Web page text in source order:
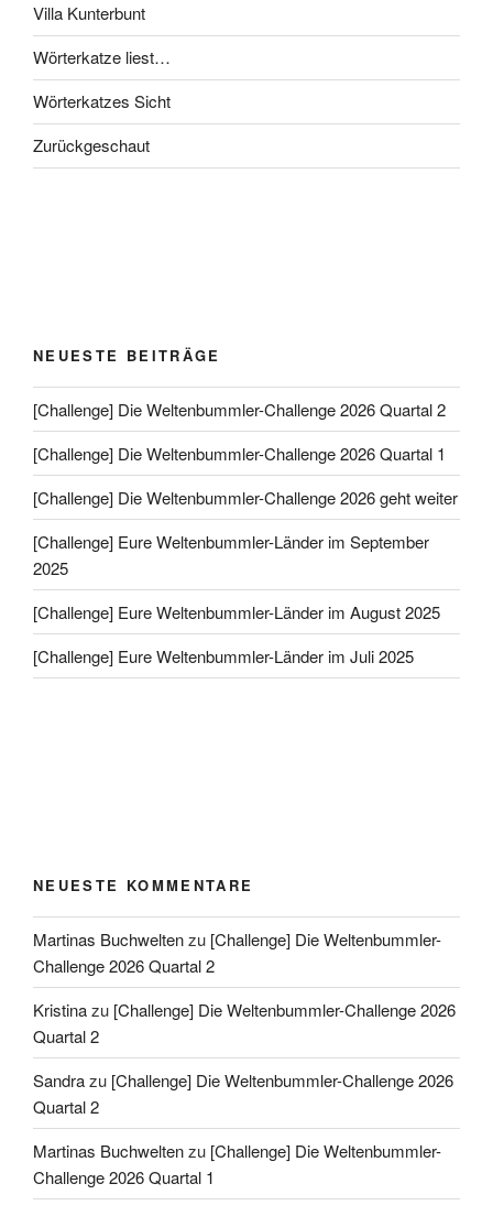
Villa Kunterbunt
Wörterkatze liest…
Wörterkatzes Sicht
Zurückgeschaut
NEUESTE BEITRÄGE
[Challenge] Die Weltenbummler-Challenge 2026 Quartal 2
[Challenge] Die Weltenbummler-Challenge 2026 Quartal 1
[Challenge] Die Weltenbummler-Challenge 2026 geht weiter
[Challenge] Eure Weltenbummler-Länder im September
2025
[Challenge] Eure Weltenbummler-Länder im August 2025
[Challenge] Eure Weltenbummler-Länder im Juli 2025
NEUESTE KOMMENTARE
Martinas Buchweltenzu [Challenge] Die Weltenbummler-
Challenge 2026 Quartal 2
Kristinazu [Challenge] Die Weltenbummler-Challenge 2026
Quartal 2
Sandrazu [Challenge] Die Weltenbummler-Challenge 2026
Quartal 2
Martinas Buchweltenzu [Challenge] Die Weltenbummler-
Challenge 2026 Quartal 1